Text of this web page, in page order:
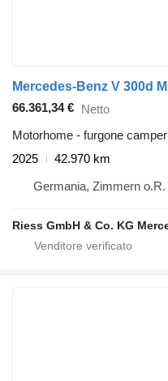
66.361,34 € Netto
Motorhome - furgone
2025
42.970 km
Germania, Zimmern o.R.